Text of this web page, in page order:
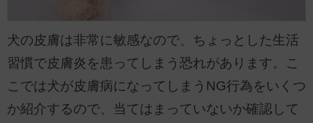
犬の皮膚は非常に敏感なので、ちょっとした生活
習慣で皮膚炎を患ってしまう恐れがあります。こ
こでは犬が皮膚病になってしまうNG行為をいくつ
か紹介するので、当てはまっていないか確認して